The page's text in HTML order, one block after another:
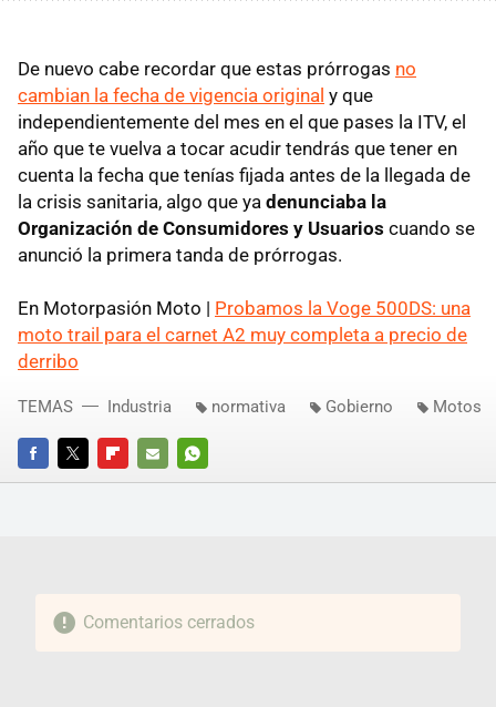
De nuevo cabe recordar que estas prórrogas no
cambian la fecha de vigencia original y que
independientemente del mes en el que pases la ITV, el
año que te vuelva a tocar acudir tendrás que tener en
cuenta la fecha que tenías fijada antes de la llegada de
la crisis sanitaria, algo que ya denunciaba la
Organización de Consumidores y Usuarios cuando se
anunció la primera tanda de prórrogas.
En Motorpasión Moto | Probamos la Voge 500DS: una
moto trail para el carnet A2 muy completa a precio de
derribo
FACEBOOKTWITTERFLIPBOARD
E-
WHATSAPP
TEMAS Industria normativa Gobierno Motos
Comentarios cerrados